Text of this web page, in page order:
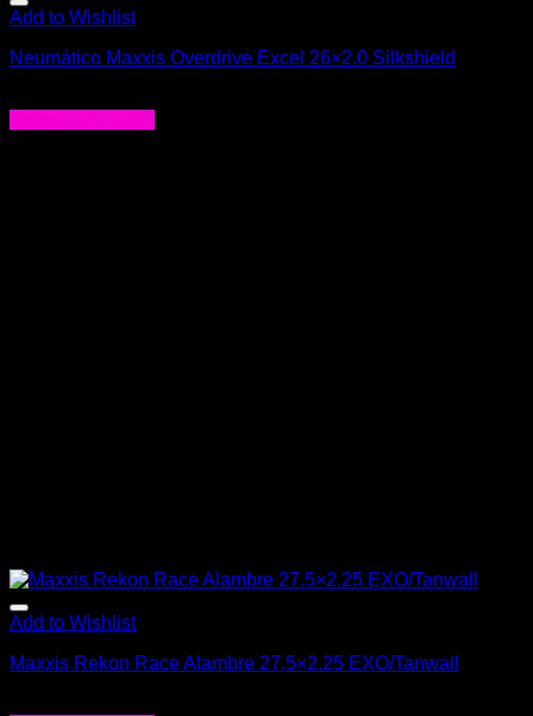
Add to Wishlist
Neumático Maxxis Overdrive Excel 26×2.0 Silkshield
Add to Wishlist
Maxxis Rekon Race Alambre 27.5×2.25 EXO/Tanwall